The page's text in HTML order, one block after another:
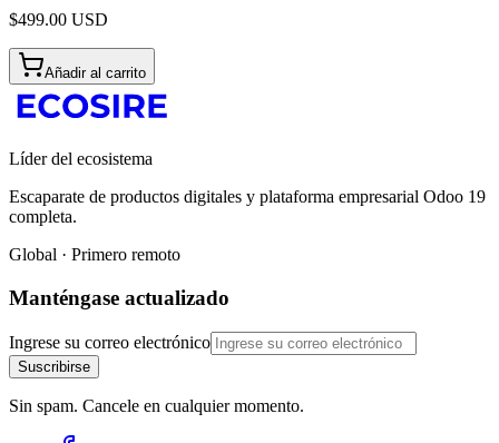
$499.00 USD
Añadir al carrito
Líder del ecosistema
Escaparate de productos digitales y plataforma empresarial Odoo 19
completa.
Global · Primero remoto
Manténgase actualizado
Ingrese su correo electrónico
Suscribirse
Sin spam. Cancele en cualquier momento.